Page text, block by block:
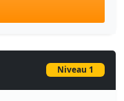
Niveau 1